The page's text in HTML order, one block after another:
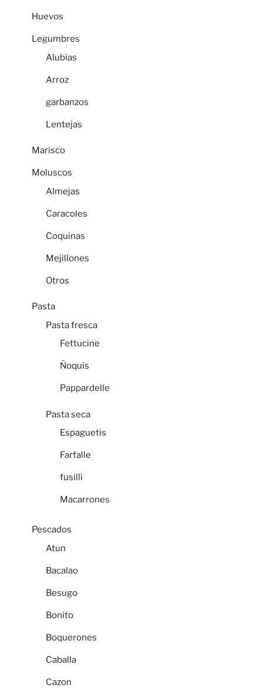
Huevos
Legumbres
Alubias
Arroz
garbanzos
Lentejas
Marisco
Moluscos
Almejas
Caracoles
Coquinas
Mejillones
Otros
Pasta
Pasta fresca
Fettucine
Ñoquis
Pappardelle
Pasta seca
Espaguetis
Farfalle
fusilli
Macarrones
Pescados
Atun
Bacalao
Besugo
Bonito
Boquerones
Caballa
Cazon